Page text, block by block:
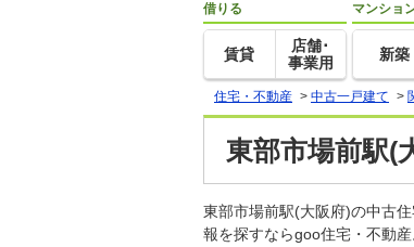
借りる
賃貸
店舗･
事業用
マンショ
新築
住宅・不動産 > 中古一戸建て >
東部市場前駅(
東部市場前駅(大阪府)の中古
報を探すならgoo住宅・不動